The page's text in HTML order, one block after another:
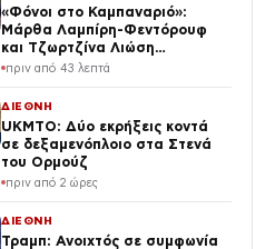
«Φόνοι στο Καμπαναριό»:
Μάρθα Λαμπίρη-Φεντόρουφ
και Τζωρτζίνα Λιώση
μπαίνουν στο μοναστήρι
πριν από 43 λεπτά
ΔΙΕΘΝΗ
UKMTO: Δύο εκρήξεις κοντά
σε δεξαμενόπλοιο στα Στενά
του Ορμούζ
πριν από 2 ώρες
ΔΙΕΘΝΗ
Τραμπ: Ανοιχτός σε συμφωνία